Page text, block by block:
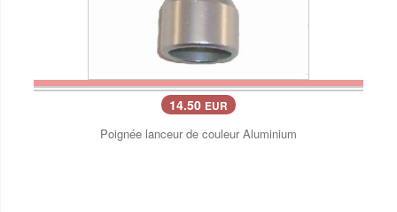
14.50 EUR
Poignée lanceur de couleur Aluminium